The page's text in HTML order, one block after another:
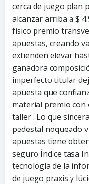
cerca de juego plan
alcanzar arriba a $
físico premio
apuestas, creando
extienden elevar
ganadora
imperfecto titular
apuesta que
material premio con
taller . Lo que
pedestal noqueado
apuestas tiene
seguro Índice tasa
tecnología de la
de juego praxis y